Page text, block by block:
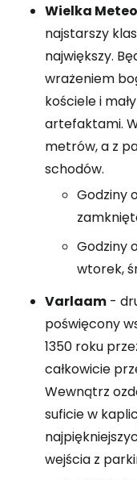
Wielka
najstarszy
największy.
wrażeniem
kościele i
artefaktami.
metrów, a z
schodów.
Godziny
Godziny
wtorek,
Varlaam -
poświęcony
1350 roku
całkowicie
Wewnątrz
suficie w
wejścia z